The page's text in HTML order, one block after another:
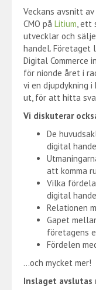
Veckans avsnitt
CMO på Litium, ett
utvecklar och
handel. Företaget
Digital Commerce
för nionde året i
vi en djupdykning
ut, för att hitta
Vi diskuterar
De
digital
att komma
Vilka
digital
Relationen
Gapet
företagens
Fördelen
…och mycket mer!
Inslaget avslutas